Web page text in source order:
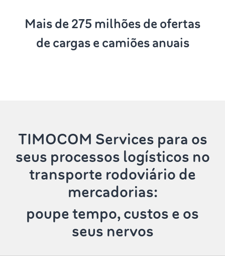
Mais de 275 milhões de ofertas
de cargas e camiões anuais
TIMOCOM Services para os
seus processos logísticos no
transporte rodoviário de
mercadorias:
poupe tempo, custos e os
seus nervos